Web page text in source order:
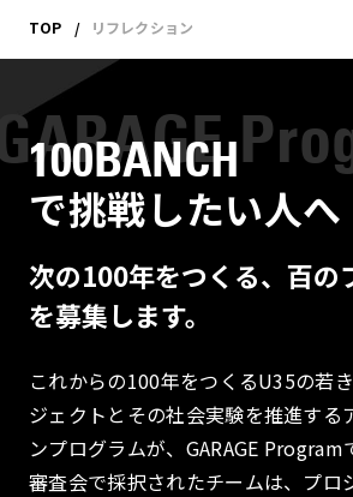
TOP リフレクション
100BANCH
で挑戦したい人へ
次の100年をつくる、百の
を募集します。
これからの100年をつくるU35の若
ジェクトとその社会実験を推進する
ンプログラムが、GARAGE Program
審査会で採択されたチームは、プロ